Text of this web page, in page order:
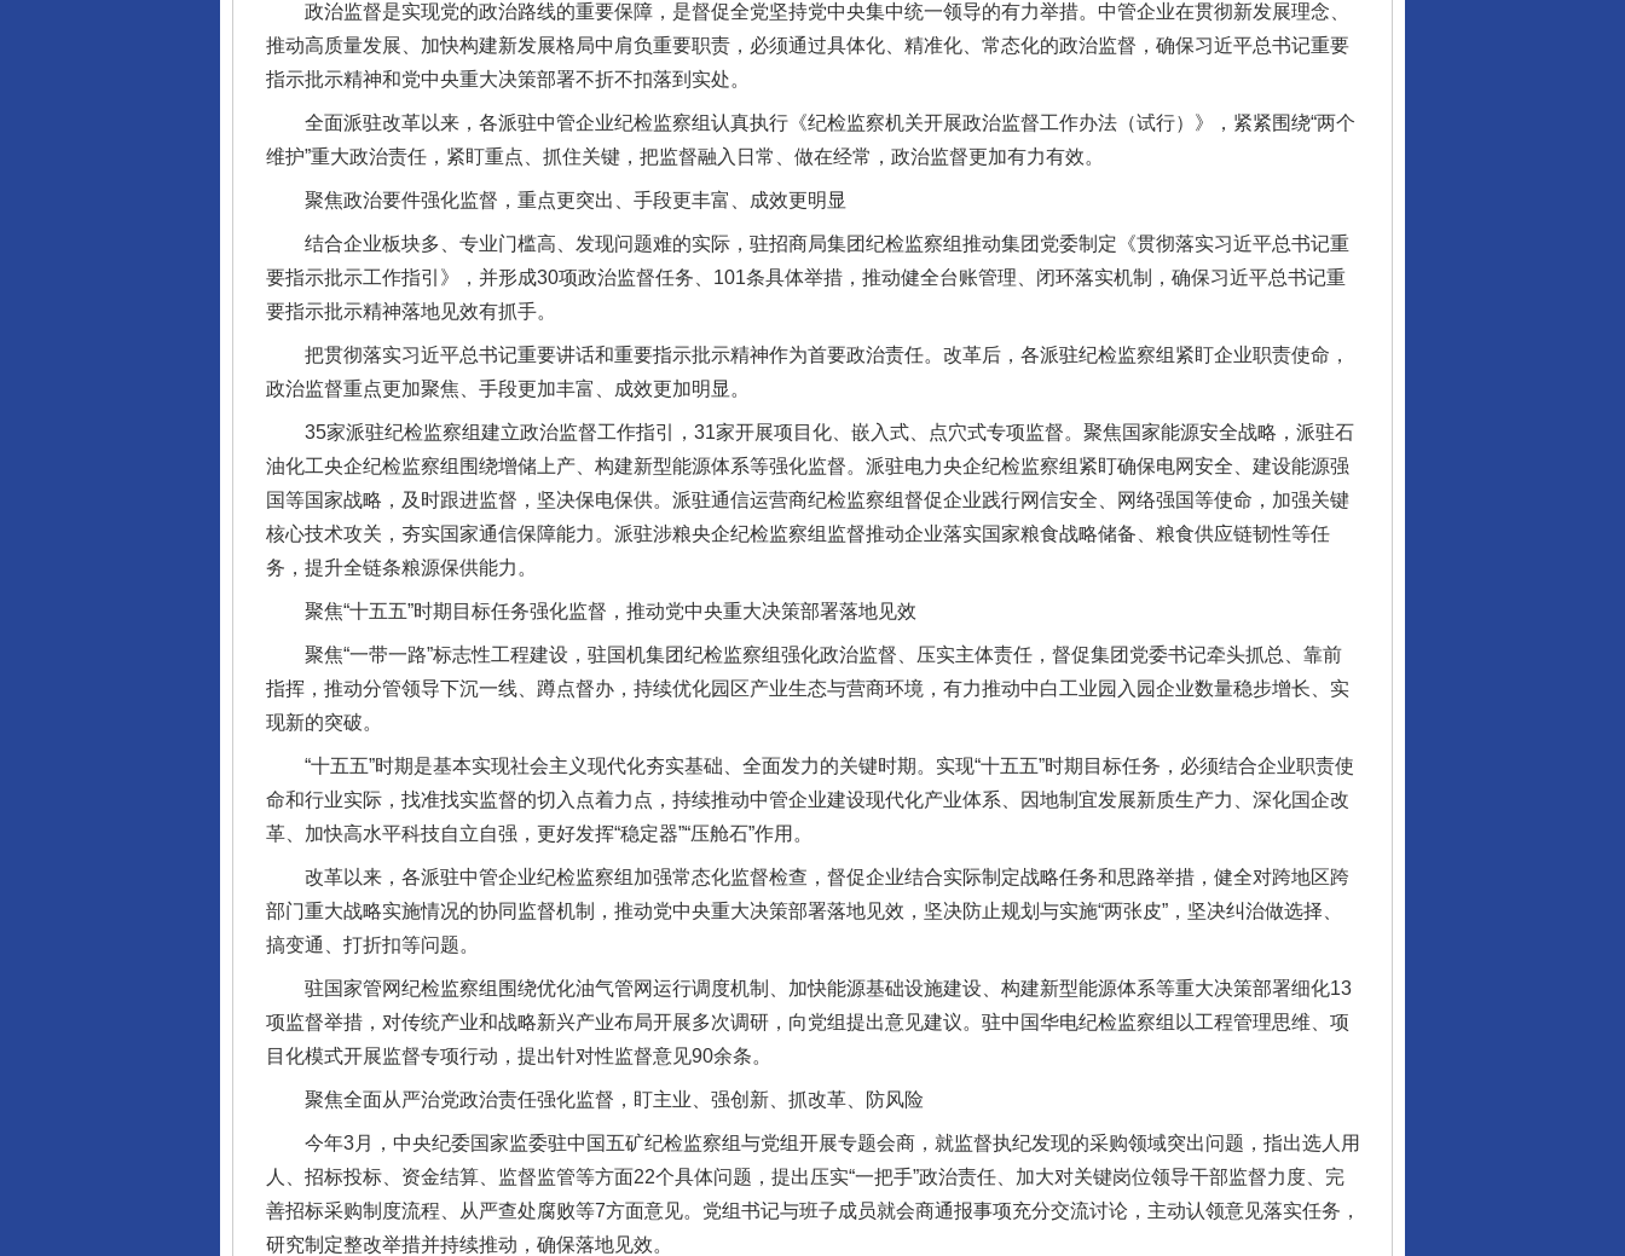
政治监督是实现党的政治路线的重要保障，是督促全党坚持党中央集中统一领导的有力举措。中管企业在贯彻新发展理念、
推动高质量发展、加快构建新发展格局中肩负重要职责，必须通过具体化、精准化、常态化的政治监督，确保习近平总书记重要
指示批示精神和党中央重大决策部署不折不扣落到实处。
全面派驻改革以来，各派驻中管企业纪检监察组认真执行《纪检监察机关开展政治监督工作办法（试行）》，紧紧围绕“两个
维护”重大政治责任，紧盯重点、抓住关键，把监督融入日常、做在经常，政治监督更加有力有效。
聚焦政治要件强化监督，重点更突出、手段更丰富、成效更明显
结合企业板块多、专业门槛高、发现问题难的实际，驻招商局集团纪检监察组推动集团党委制定《贯彻落实习近平总书记重
要指示批示工作指引》，并形成30项政治监督任务、101条具体举措，推动健全台账管理、闭环落实机制，确保习近平总书记重
要指示批示精神落地见效有抓手。
把贯彻落实习近平总书记重要讲话和重要指示批示精神作为首要政治责任。改革后，各派驻纪检监察组紧盯企业职责使命，
政治监督重点更加聚焦、手段更加丰富、成效更加明显。
35家派驻纪检监察组建立政治监督工作指引，31家开展项目化、嵌入式、点穴式专项监督。聚焦国家能源安全战略，派驻石
油化工央企纪检监察组围绕增储上产、构建新型能源体系等强化监督。派驻电力央企纪检监察组紧盯确保电网安全、建设能源强
国等国家战略，及时跟进监督，坚决保电保供。派驻通信运营商纪检监察组督促企业践行网信安全、网络强国等使命，加强关键
核心技术攻关，夯实国家通信保障能力。派驻涉粮央企纪检监察组监督推动企业落实国家粮食战略储备、粮食供应链韧性等任
务，提升全链条粮源保供能力。
聚焦“十五五”时期目标任务强化监督，推动党中央重大决策部署落地见效
聚焦“一带一路”标志性工程建设，驻国机集团纪检监察组强化政治监督、压实主体责任，督促集团党委书记牵头抓总、靠前
指挥，推动分管领导下沉一线、蹲点督办，持续优化园区产业生态与营商环境，有力推动中白工业园入园企业数量稳步增长、实
现新的突破。
“十五五”时期是基本实现社会主义现代化夯实基础、全面发力的关键时期。实现“十五五”时期目标任务，必须结合企业职责使
命和行业实际，找准找实监督的切入点着力点，持续推动中管企业建设现代化产业体系、因地制宜发展新质生产力、深化国企改
革、加快高水平科技自立自强，更好发挥“稳定器”“压舱石”作用。
改革以来，各派驻中管企业纪检监察组加强常态化监督检查，督促企业结合实际制定战略任务和思路举措，健全对跨地区跨
部门重大战略实施情况的协同监督机制，推动党中央重大决策部署落地见效，坚决防止规划与实施“两张皮”，坚决纠治做选择、
搞变通、打折扣等问题。
驻国家管网纪检监察组围绕优化油气管网运行调度机制、加快能源基础设施建设、构建新型能源体系等重大决策部署细化13
项监督举措，对传统产业和战略新兴产业布局开展多次调研，向党组提出意见建议。驻中国华电纪检监察组以工程管理思维、项
目化模式开展监督专项行动，提出针对性监督意见90余条。
聚焦全面从严治党政治责任强化监督，盯主业、强创新、抓改革、防风险
今年3月，中央纪委国家监委驻中国五矿纪检监察组与党组开展专题会商，就监督执纪发现的采购领域突出问题，指出选人用
人、招标投标、资金结算、监督监管等方面22个具体问题，提出压实“一把手”政治责任、加大对关键岗位领导干部监督力度、完
善招标采购制度流程、从严查处腐败等7方面意见。党组书记与班子成员就会商通报事项充分交流讨论，主动认领意见落实任务，
研究制定整改举措并持续推动，确保落地见效。
完善运行机制助力责任有效落实 一纸欠条伤亲情 巡回调解促和解..